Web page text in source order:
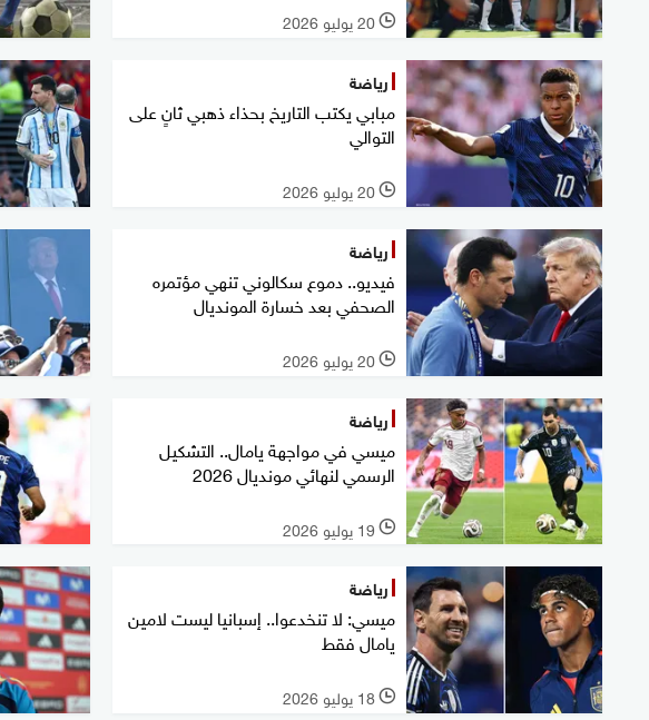
l 20 يوليو 2026
رياضة
مبابي يكتب التاريخ بحذاء ذهبي ثانٍ على
التوالي
l 20 يوليو 2026
رياضة
فيديو.. دموع سكالوني تنهي مؤتمره
الصحفي بعد خسارة المونديال
l 20 يوليو 2026
رياضة
ميسي في مواجهة يامال.. التشكيل
الرسمي لنهائي مونديال 2026
l 19 يوليو 2026
رياضة
ميسي: لا تنخدعوا.. إسبانيا ليست لامين
يامال فقط
l 18 يوليو 2026